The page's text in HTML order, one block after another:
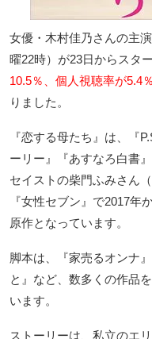
女優・木村佳乃さんの主
曜22時）が23日からスター
10.5％、個人視聴率が5.4％
りました。
『恋する母たち』は、『
ーリー』『あすなろ白書
セイストの柴門ふみさん
『女性セブン』で2017年
原作となっています。
脚本は、『家売るオンナ
と』など、数多くの作品
います。
ストーリーは、私立のエ